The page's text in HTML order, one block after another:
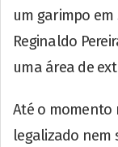
um garimpo em
Reginaldo
uma área de
Até o momento
legalizado